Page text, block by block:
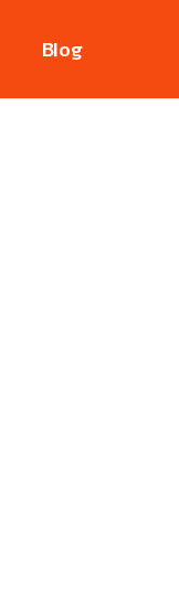
Blog